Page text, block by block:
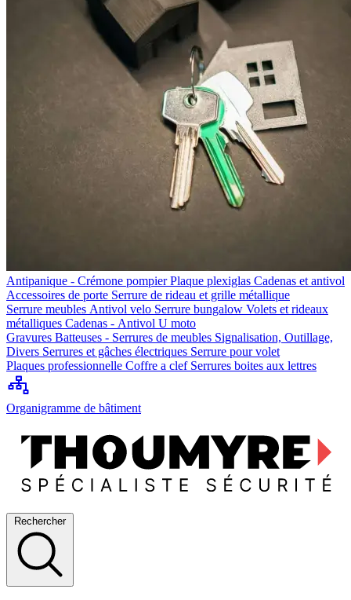
Antipanique - Crémone pompierPlaque plexiglas Cadenas et antivol
Accessoires de porte Serrure de rideau et grille métallique
Serrure meubles Antivol velo Serrure bungalow Volets et rideaux
métalliques Cadenas - Antivol U moto
Gravures Batteuses - Serrures de meubles Signalisation, Outillage,
Divers Serrures et gâches électriques Serrure pour volet
Plaques professionnelle Coffre a clef Serrures boites aux lettres
Organigramme de bâtiment
Rechercher